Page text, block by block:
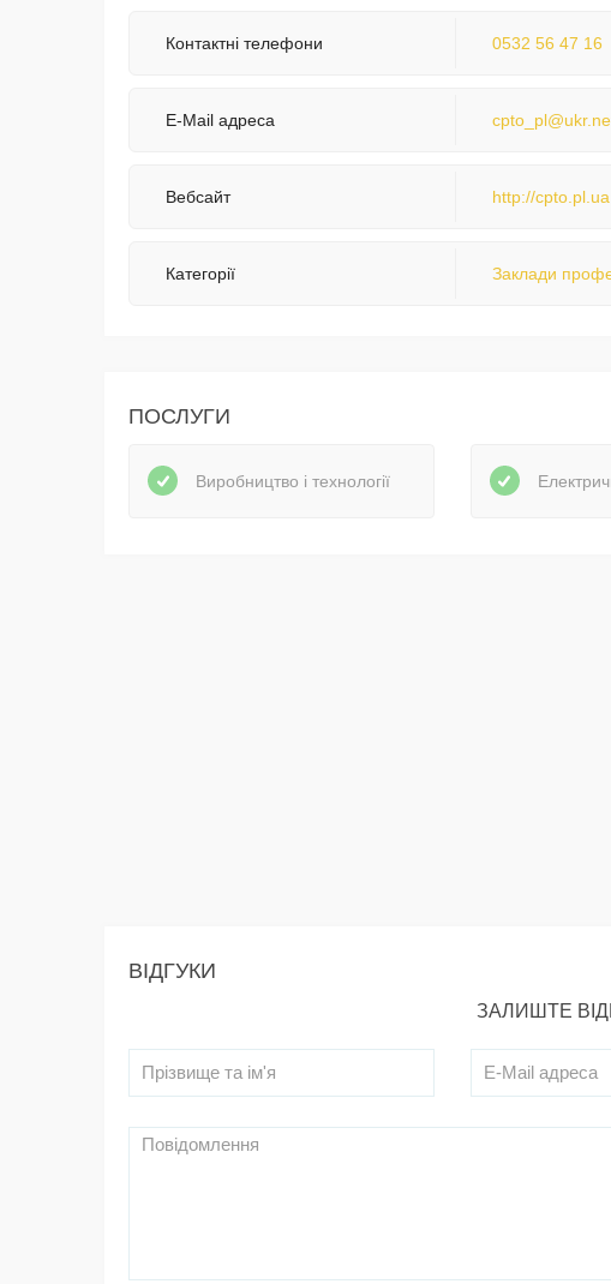
Контактні телефони 0532 56 47 16
E-Mail адреса
Вебсайт http://cpto.pl.ua
Категорії Заклади
ПОСЛУГИ
Виробництво і технології
ВІДГУКИ
ЗАЛИШТЕ